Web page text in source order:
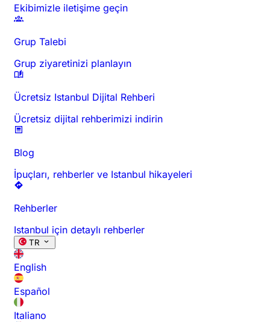
Ekibimizle iletişime geçin
Grup Talebi
Grup ziyaretinizi planlayın
Ücretsiz Istanbul Dijital Rehberi
Ücretsiz dijital rehberimizi indirin
Blog
İpuçları, rehberler ve Istanbul hikayeleri
Rehberler
Istanbul için detaylı rehberler
TR
English
Español
Italiano